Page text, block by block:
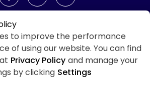
to improve the performance
of using our website. You can find
Privacy Policy and manage your
by clicking Settings